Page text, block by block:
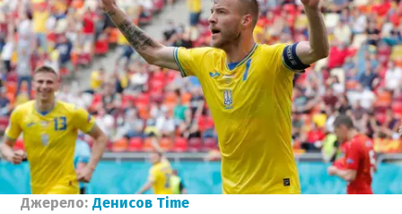
Джерело: Денисов Time